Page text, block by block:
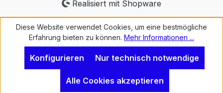
Realisiert mit Shopware
Diese Website verwendet Cookies, um eine bestmögliche
Erfahrung bieten zu können. Mehr Informationen ...
Nur technisch notwendige
Konfigurieren
Alle Cookies akzeptieren